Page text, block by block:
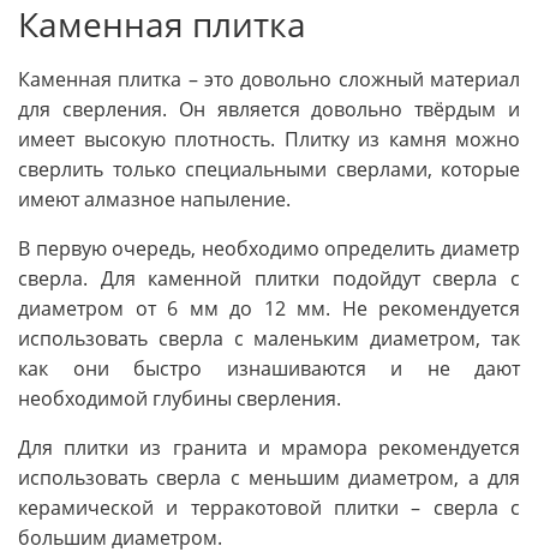
Каменная плитка
Каменная плитка – это довольно сложный материал
для сверления. Он является довольно твёрдым и
имеет высокую плотность. Плитку из камня можно
сверлить только специальными сверлами, которые
имеют алмазное напыление.
В первую очередь, необходимо определить диаметр
сверла. Для каменной плитки подойдут сверла с
диаметром от 6 мм до 12 мм. Не рекомендуется
использовать сверла с маленьким диаметром, так
как они быстро изнашиваются и не дают
необходимой глубины сверления.
Для плитки из гранита и мрамора рекомендуется
использовать сверла с меньшим диаметром, а для
керамической и терракотовой плитки – сверла с
большим диаметром.